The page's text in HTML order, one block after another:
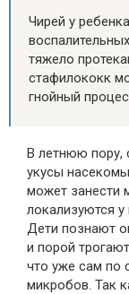
Чирей у
тяжело
стафилококк
гнойный
В летнюю пору,
укусы
может занести
локализуются у
Дети познают
и порой
что уже сам по
микробов. Так